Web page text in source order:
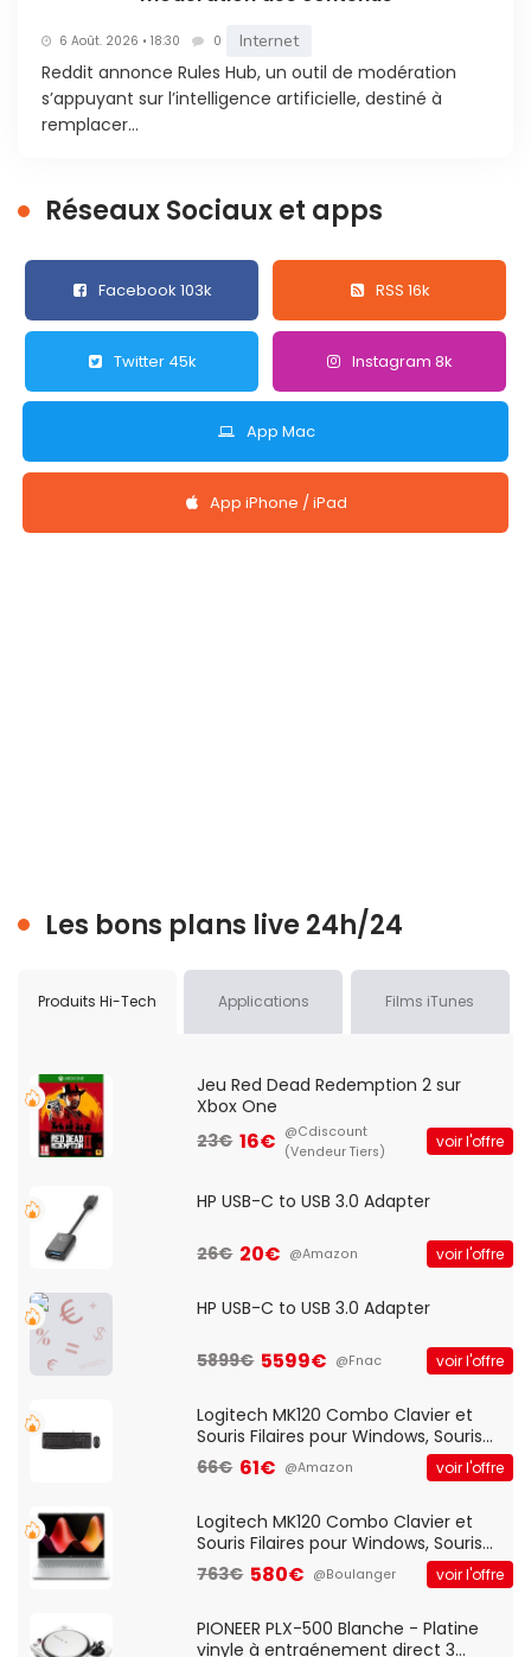
6 Août. 2026 • 18:30 0 Internet
Reddit annonce Rules Hub, un outil de modération
s’appuyant sur l’intelligence artificielle, destiné à
remplacer...
Réseaux Sociaux et apps
Facebook 103k RSS 16k
Twitter 45k Instagram 8k
App Mac
App iPhone / iPad
Les bons plans live 24h/24
Produits Hi-Tech Applications Films iTunes
Jeu Red Dead Redemption 2 sur
Xbox One
23€ 16€ @Cdiscount
(Vendeur Tiers)
voir l'offre
HP USB-C to USB 3.0 Adapter
26€ 20€ @Amazon voir l'offre
HP USB-C to USB 3.0 Adapter
5899€ 5599€ @Fnac voir l'offre
Logitech MK120 Combo Clavier et
Souris Filaires pour Windows, Souris
Optique Filaire, Connexion USB Plug
And Play, Confortable, Taille
QWERTY UK - Noir
66€ 61€ @Amazon voir l'offre
Logitech MK120 Combo Clavier et
Souris Filaires pour Windows, Souris
Optique Filaire, Connexion USB Plug
And Play, Confortable, Taille
QWERTY UK - Noir
763€ 580€ @Boulanger voir l'offre
PIONEER PLX-500 Blanche - Platine
vinyle à entraénement direct 3